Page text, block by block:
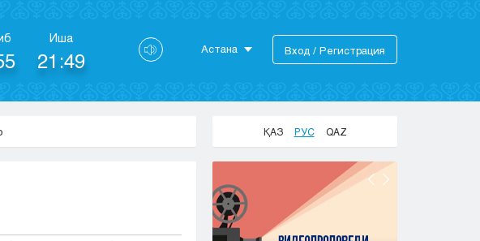
Иша
21:49 Астана
Актобе
Жезказган
Караганда
Кокшетау
Вход / Регистрация
ҚАЗ РУС QAZ